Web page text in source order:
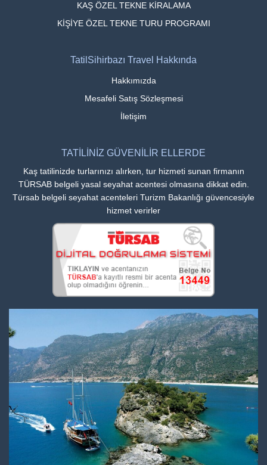
KAŞ ÖZEL TEKNE KİRALAMA
KİŞİYE ÖZEL TEKNE TURU PROGRAMI
TatilSihirbazı Travel Hakkında
Hakkımızda
Mesafeli Satış Sözleşmesi
İletişim
TATİLİNİZ GÜVENİLİR ELLERDE
Kaş tatilinizde turlarınızı alırken, tur hizmeti sunan firmanın
TÜRSAB belgeli yasal seyahat acentesi olmasına dikkat edin.
Türsab belgeli seyahat acenteleri Turizm Bakanlığı güvencesiyle
hizmet verirler